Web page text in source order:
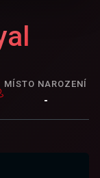
MÍSTO NAROZENÍ
-